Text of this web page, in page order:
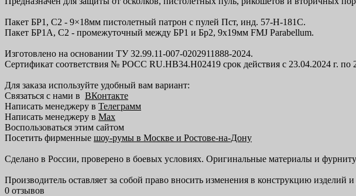
Пакет БР1, С2 - 9×18мм пистолетный патрон с пулей Пст, инд. 57-Н-181С.
Пакет БР1А, С2 - промежуточный между БР1 и Бр2, 9x19мм FMJ Parabellum.
Изготовлено на основании ТУ 32.99.11-007-0202911888-2024.
Сертификат соответствия № РОСС RU.НВ34.Н02419 срок действия с 23.04.2024 г.
Для заказа используйте удобный вам вариант:
Связаться с нами в ВКонтакте
Написать менеджеру в Телеграмм
Написать менеджеру в Max
Воспользоваться этим сайтом
Посетить фирменные шоу-румы в Москве и Ростове-на-Дону
Сделано в России, проверено в боевых условиях. Оригинальные материалы и
Производитель оставляет за собой право вносить изменения в конструкцию изделий
0 отзывов